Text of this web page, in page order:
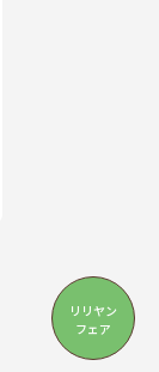
リリヤン
フェア